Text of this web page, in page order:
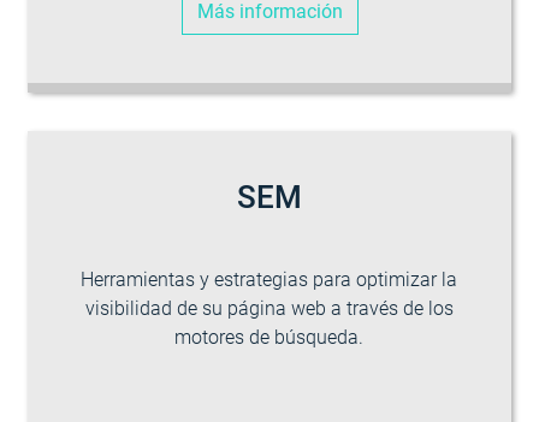
Más información
SEM
Herramientas y estrategias para optimizar la
visibilidad de su página web a través de los
motores de búsqueda.